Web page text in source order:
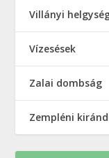
Villányi
Vízesések
Zalai dombság
Zempléni